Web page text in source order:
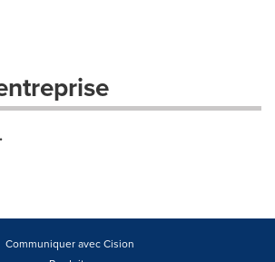
Communiquer avec Cision